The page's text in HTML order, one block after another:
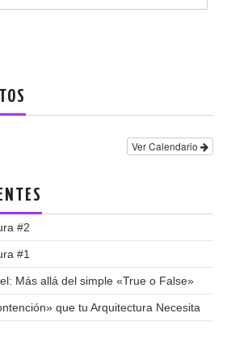
Ver Calendario
#2
#1
Más allá del simple «True o False»
que tu Arquitectura Necesita